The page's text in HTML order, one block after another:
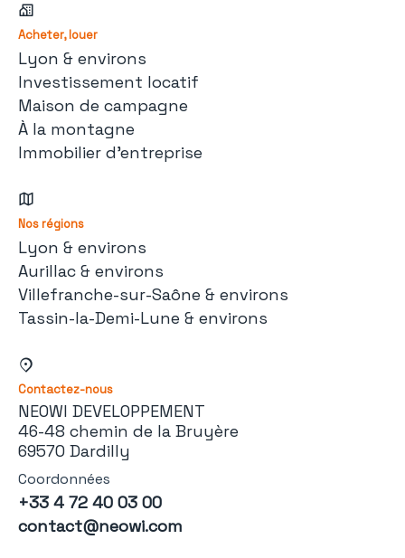
Acheter, louer
Lyon & environs
Investissement locatif
Maison de campagne
À la montagne
Immobilier d'entreprise
Nos régions
Lyon & environs
Aurillac & environs
Villefranche-sur-Saône & environs
Tassin-la-Demi-Lune & environs
Contactez-nous
NEOWI DEVELOPPEMENT
46-48 chemin de la Bruyère
69570 Dardilly
Coordonnées
+33 4 72 40 03 00
contact@neowi.com